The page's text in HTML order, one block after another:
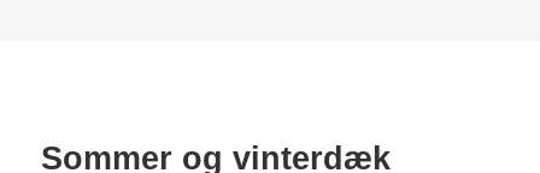
Sommer og vinterdæk